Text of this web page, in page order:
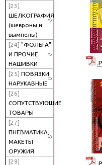
[23]
ШЕЛКОГРАФИЯ
(шевроны и
вымпелы)
[24] "ФОЛЬГА"
И ПРОЧИЕ
НАШИВКИ
[25] ПОВЯЗКИ
НАРУКАВНЫЕ
[26]
СОПУТСТВУЮЩИЕ
ТОВАРЫ
[27]
ПНЕВМАТИКА,
МАКЕТЫ
ОРУЖИЯ
[28]